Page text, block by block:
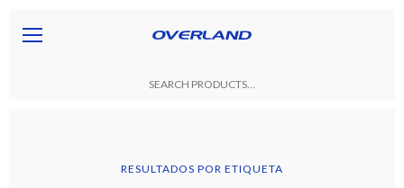
RESULTADOS POR ETIQUETA